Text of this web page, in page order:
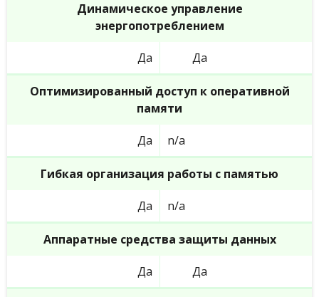
Динамическое управление
энергопотреблением
Да Да
Оптимизированный доступ к оперативной
памяти
Да n/a
Гибкая организация работы с памятью
Да n/a
Аппаратные средства защиты данных
Да Да